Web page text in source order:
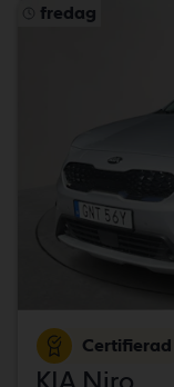
fredag
Certifierad